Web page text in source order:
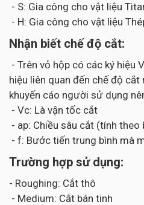
- S: Gia công cho vật liệu
- H: Gia công cho vật liệu
Nhận biết chế độ cắt:
- Trên vỏ hộp có các ký hiệu
hiệu liên quan đến chế độ cắt
khuyến cáo người sử dụng
- Vc: Là vận tốc cắt
- ap: Chiều sâu cắt (tính theo
- f: Bước tiến trung bình mà
Trường hợp sử dụng:
- Roughing: Cắt thô
- Medium: Cắt bán tinh